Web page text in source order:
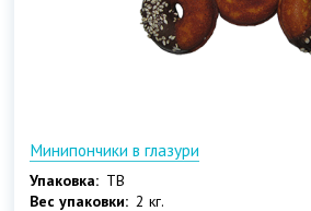
Минипончики в глазури
Упаковка: ТВ
Вес упаковки: 2 кг.